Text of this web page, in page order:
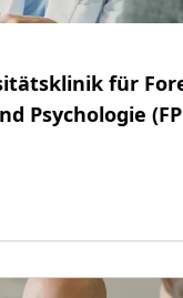
für
Psychologie